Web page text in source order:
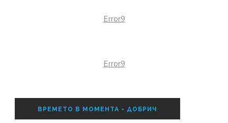
Error9
Error9
ВРЕМЕТО В МОМЕНТА - ДОБРИЧ